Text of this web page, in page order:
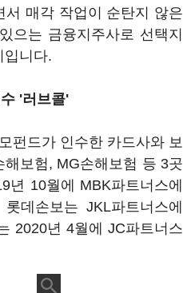
서 매각 작업이 순탄지 않은
으는 금융지주사로 선택지
입니다.
'러브콜'
펀드가 인수한 카드사와 보
보험, MG손해보험 등 3곳
년 10월에 MBK파트너스에
데손보는 JKL파트너스에
2020년 4월에 JC파트너스